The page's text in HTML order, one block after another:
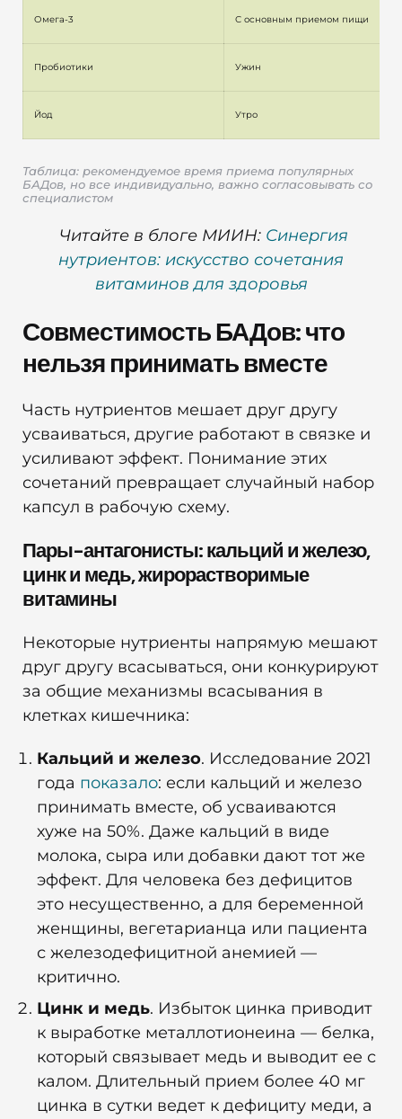
Омега-3 С основным приемом пищи
Пробиотики Ужин
Йод Утро
Таблица: рекомендуемое время приема популярных
БАДов, но все индивидуально, важно согласовывать со
специалистом
Читайте в блоге МИИН: Синергия
нутриентов: искусство сочетания
витаминов для здоровья
Совместимость БАДов: что
нельзя принимать вместе
Часть нутриентов мешает друг другу
усваиваться, другие работают в связке и
усиливают эффект. Понимание этих
сочетаний превращает случайный набор
капсул в рабочую схему.
Пары-антагонисты: кальций и железо,
цинк и медь, жирорастворимые
витамины
Некоторые нутриенты напрямую мешают
друг другу всасываться, они конкурируют
за общие механизмы всасывания в
клетках кишечника:
Кальций и железо. Исследование 2021
года показало: если кальций и железо
принимать вместе, об усваиваются
хуже на 50%. Даже кальций в виде
молока, сыра или добавки дают тот же
эффект. Для человека без дефицитов
это несущественно, а для беременной
женщины, вегетарианца или пациента
с железодефицитной анемией —
критично.
Цинк и медь. Избыток цинка приводит
к выработке металлотионеина — белка,
который связывает медь и выводит ее с
калом. Длительный прием более 40 мг
цинка в сутки ведет к дефициту меди, а